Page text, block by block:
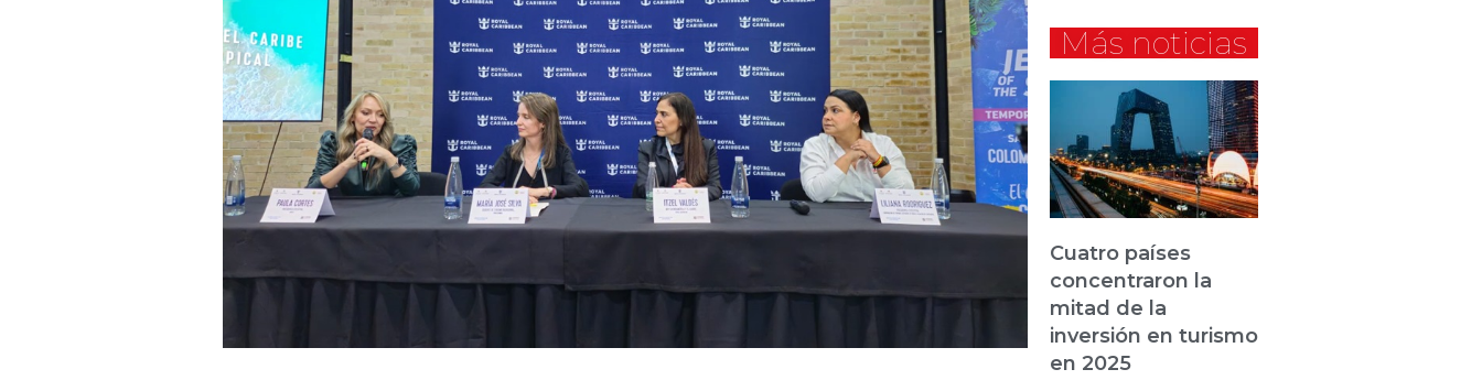
Más noticias
Cuatro países
concentraron la
mitad de la
inversión en turismo
en 2025